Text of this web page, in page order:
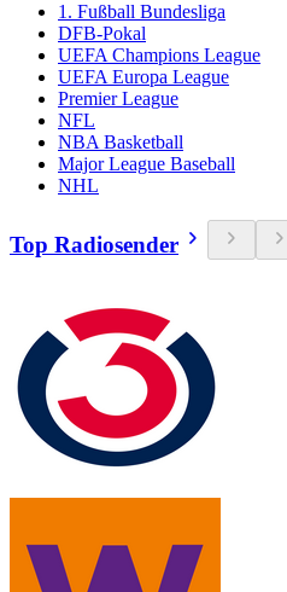
1. Fußball Bundesliga
DFB-Pokal
UEFA Champions League
UEFA Europa League
Premier League
NFL
NBA Basketball
Major League Baseball
NHL
Top Radiosender